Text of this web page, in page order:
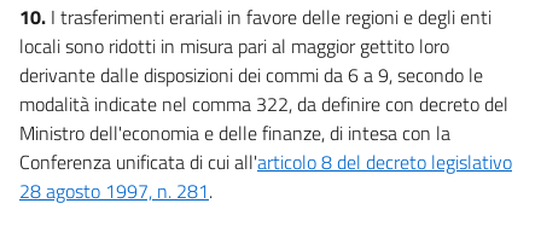
10. I trasferimenti erariali in favore delle regioni e degli enti
locali sono ridotti in misura pari al maggior gettito loro
derivante dalle disposizioni dei commi da 6 a 9, secondo le
modalità indicate nel comma 322, da definire con decreto del
Ministro dell'economia e delle finanze, di intesa con la
Conferenza unificata di cui all'articolo 8 del decreto legislativo
28 agosto 1997, n. 281.